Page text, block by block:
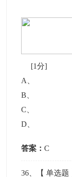
[1分]
A
B
C
D
答案：C
36 、【单选题